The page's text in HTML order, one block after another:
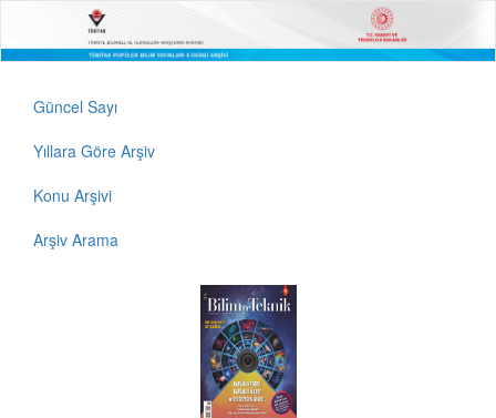
Güncel Sayı
Yıllara Göre Arşiv
Konu Arşivi
Arşiv Arama